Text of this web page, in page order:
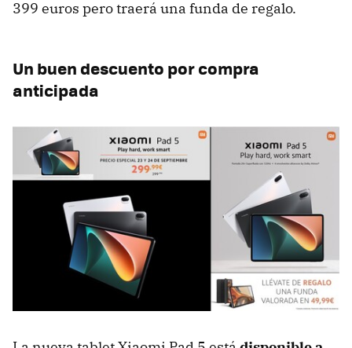
399 euros pero traerá una funda de regalo.
Un buen descuento por compra
anticipada